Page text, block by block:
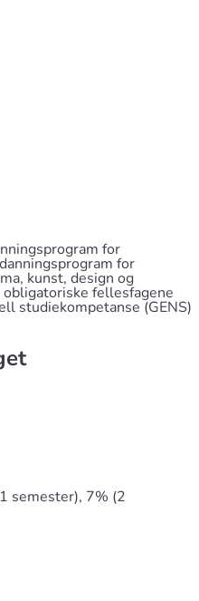
for
for
kunst, design og
fellesfagene
studiekompetanse (GENS)
semester), 7% (2